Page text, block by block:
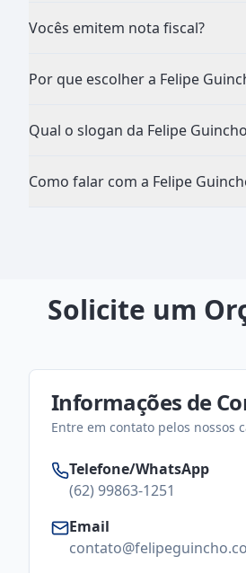
Vocês emitem nota fiscal?
Por que escolher a Felipe
Qual o slogan da Felipe
Como falar com a Felipe
Solicite um
Informações de
Entre em contato pelos nossos
Telefone/WhatsApp
(62) 99863-1251
Email